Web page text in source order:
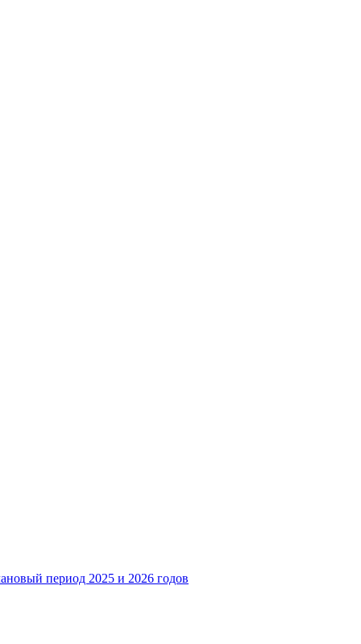
период 2025 и 2026 годов